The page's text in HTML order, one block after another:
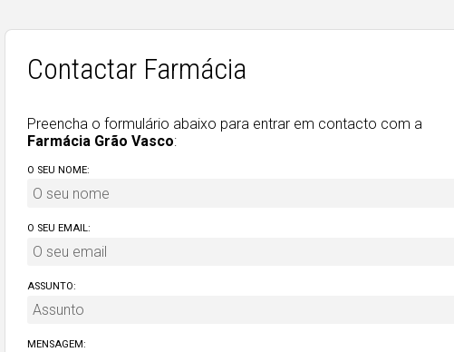
Contactar Farmácia
Preencha o formulário abaixo para entrar em contacto com a
Farmácia Grão Vasco:
O SEU NOME:
O SEU EMAIL:
ASSUNTO:
MENSAGEM: